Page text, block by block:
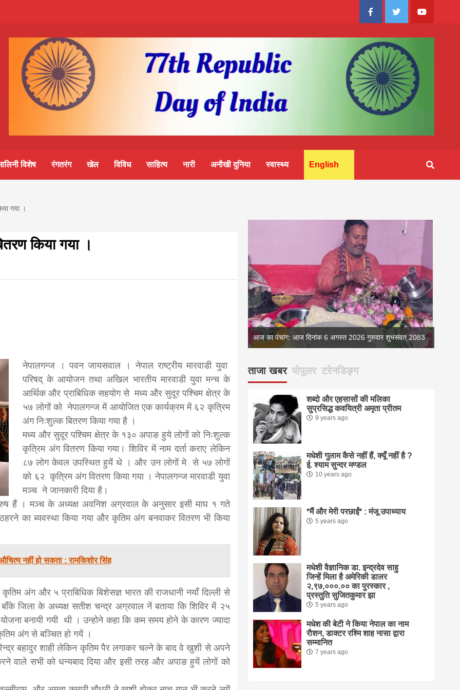
FacebookTwitter Youtube
विशेष रंगतरंग खेल विविध साहित्य नारी अनौखी दुनिया स्वास्थ्य English
गया ।
किया गया ।
नेपालगन्ज । पवन जायसवाल । नेपाल राष्ट्रीय मारवाडी युवा
परिषद् के आयोजन तथा अखिल भारतीय मारवाडी युवा मन्च के
आर्थिक और प्राबिधिक सहयोग से मध्य और सुदूर पश्चिम क्षेत्र के
५७ लोगों को नेपालगन्ज में आयोजित एक कार्यक्रम में ६२ कृत्रिम
अंग निःशुल्क बितरण किया गया है ।
मध्य और सुदूर पश्चिम क्षेत्र के १३० अपाङ हुये लोगों को निःशुल्क
कृत्रिम अंग वितरण किया गया। शिविर में नाम दर्ता कराए लेकिन
८७ लोग केवल उपस्थित हुयें थे । और उन लोगों मे से ५७ लोगों
को ६२ कृत्रिम अंग वितरण किया गया । नेपालगन्ज मारवाडी युवा
मञ्च ने जानकारी दिया है।
हैं । मञ्च के अध्यक्ष अवनिश अग्रवाल के अनुसार इसी माघ १ गते
का ब्यवस्था किया गया और कृतिम अंग बनवाकर वितरण भी किया
नहीं हो सकता : रामकिशोर सिंह
अंग और ५ प्राबिधिक बिशेसज्ञ भारत की राजधानी नयाँ दिल्ली से
जिला के अध्यक्ष सतीश चन्द्र अग्रवाल नें बताया कि शिविर में २५
बनायी गयी थी । उन्होने कहा कि कम समय होने के कारण ज्यादा
अंग से बञ्चित हो गयें ।
बहादुर शाही लेकिन कृतिम पैर लगाकर चल्ने के बाद वे खुशी से अपने
वाले सभी को धन्यबाद दिया और इसी तरह और अपाङ हुयें लोगों को
शुभसंवत् 2083 आज का पंचांग: आज दिनांक 6 अगस्त 2026 गुरुवार शुभसंवत् 2083
ताजा खबर पोपुलर टरेनडिङ्ग
शब्दो और एहसासों की मलिका
सुप्रसिद्ध कवयित्री अमृता प्रीतम
9 years ago
मधेशी गुलाम कैसे नहीं हैं, क्यूँ नहीं है ?
ई. श्याम सुन्दर मण्डल
10 years ago
*मैं और मेरी परछाईं* : मंजू उपाध्याय
5 years ago
मधेशी वैज्ञानिक डा. इन्द्रदेव साहु
जिन्हें मिला है अमेरिकी डालर
२,९७,०००.०० का पुरस्कार ,
प्रस्तुति सुजितकुमार झा
5 years ago
मधेश की बेटी ने किया नेपाल का नाम
राैशन, डाक्टर रश्मि शाह नासा द्वारा
सम्मानित
7 years ago